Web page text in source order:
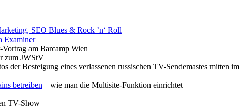
SEO Blues & Rock ’n‘ Roll –
Examiner
am Barcamp Wien
zum JWStV
der Besteigung eines verlassenen russischen TV-Sendemastes mitten im
betreiben – wie man die Multisite-Funktion einrichtet
TV-Show